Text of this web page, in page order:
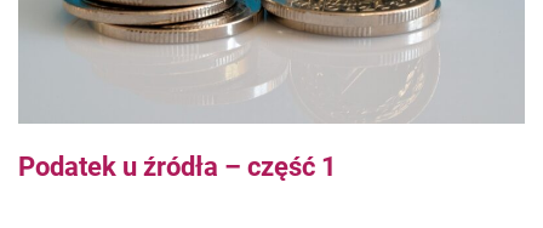
Podatek u źródła – część 1